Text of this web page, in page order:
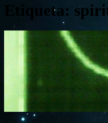
Etiqueta: